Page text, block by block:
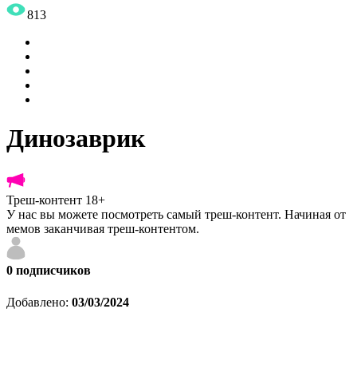
813
Динозаврик
Треш-контент 18+
У нас вы можете посмотреть самый треш-контент. Начиная от
мемов заканчивая треш-контентом.
0 подписчиков
Добавлено: 03/03/2024